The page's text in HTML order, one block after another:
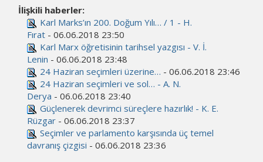
İlişkili haberler:
Karl Marks’ın 200. Doğum Yılı… / 1 - H.
Fırat - 06.06.2018 23:50
Karl Marx öğretisinin tarihsel yazgısı - V. İ.
Lenin - 06.06.2018 23:48
24 Haziran seçimleri üzerine… - 06.06.2018 23:46
24 Haziran seçimleri ve sol… - A. N.
Derya - 06.06.2018 23:40
Güçlenerek devrimci süreçlere hazırlık! - K. E.
Rüzgar - 06.06.2018 23:37
Seçimler ve parlamento karşısında üç temel
davranış çizgisi - 06.06.2018 23:36